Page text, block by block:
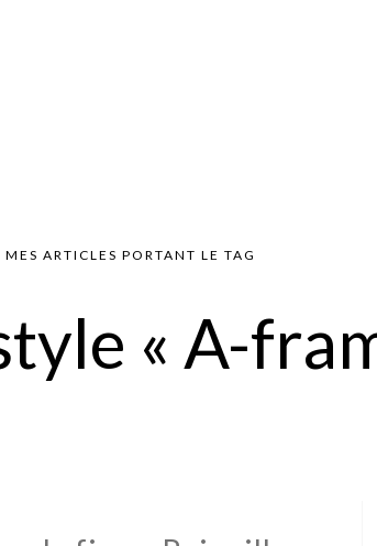
MES ARTICLES PORTANT LE TAG
« A-